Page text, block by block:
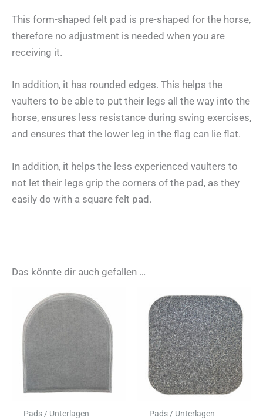
This form-shaped felt pad is pre-shaped for the horse,
therefore no adjustment is needed when you are
receiving it.
In addition, it has rounded edges. This helps the
vaulters to be able to put their legs all the way into the
horse, ensures less resistance during swing exercises,
and ensures that the lower leg in the flag can lie flat.
In addition, it helps the less experienced vaulters to
not let their legs grip the corners of the pad, as they
easily do with a square felt pad.
Das könnte dir auch gefallen …
Pads / Unterlagen Pads / Unterlagen